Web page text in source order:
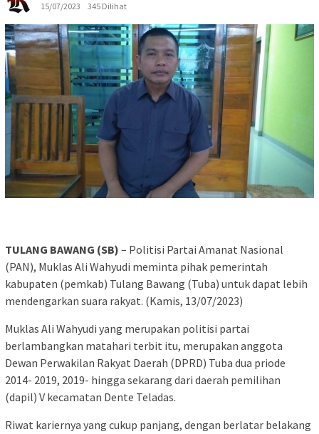
15/07/2023
345 Dilihat
TULANG BAWANG (SB) – Politisi Partai Amanat Nasional
(PAN), Muklas Ali Wahyudi meminta pihak pemerintah
kabupaten (pemkab) Tulang Bawang (Tuba) untuk dapat lebih
mendengarkan suara rakyat. (Kamis, 13/07/2023)
Muklas Ali Wahyudi yang merupakan politisi partai
berlambangkan matahari terbit itu, merupakan anggota
Dewan Perwakilan Rakyat Daerah (DPRD) Tuba dua priode
2014- 2019, 2019- hingga sekarang dari daerah pemilihan
(dapil) V kecamatan Dente Teladas.
Riwat kariernya yang cukup panjang, dengan berlatar belakang